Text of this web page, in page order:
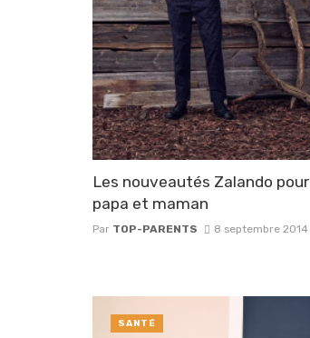
Les nouveautés Zalando pour
papa et maman
Par TOP-PARENTS 8 septembre 2014
SANTÉ